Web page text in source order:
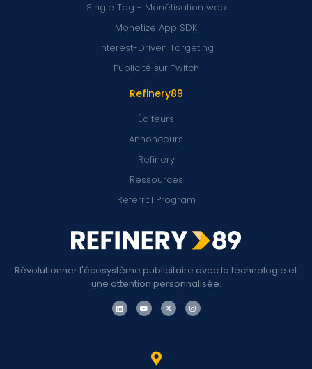
Révolutionner l'écosystème publicitaire avec la technologie et
une attention personnalisée.
Refinery89
Éditeurs
Annonceurs
Refinery
Ressources
Referral Program
Single Tag - Monétisation web
Monetize App SDK
Interest-Driven Targeting
Publicité sur Twitch